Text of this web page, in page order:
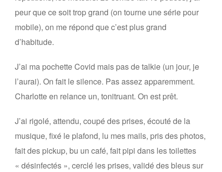
peur que ce soit trop grand (on tourne une série pour
mobile), on me répond que c’est plus grand
d’habitude.
J’ai ma pochette Covid mais pas de talkie (un jour, je
l’aurai). On fait le silence. Pas assez apparemment.
Charlotte en relance un, tonitruant. On est prêt.
J’ai rigolé, attendu, coupé des prises, écouté de la
musique, fixé le plafond, lu mes mails, pris des photos,
fait des pickup, bu un café, fait pipi dans les toilettes
« désinfectés », cerclé les prises, validé des bleus sur